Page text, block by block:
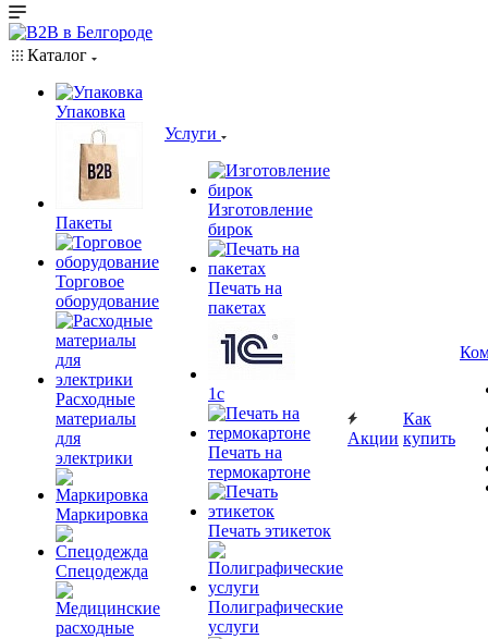
Каталог
Упаковка
Пакеты
Торговое
оборудование
Расходные
материалы
для
электрики
Маркировка
Спецодежда
Услуги
Изготовление
бирок
Печать на
пакетах
1c
Печать на
термокартоне
Печать этикеток
Полиграфические
услуги
Акции
Как
купить